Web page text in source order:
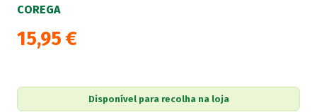
COREGA
15,95 €
Disponível para recolha na loja